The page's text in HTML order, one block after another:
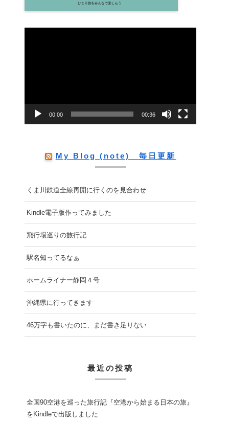
00:00 00:36
My Blog (note) 毎日更新
くま川鉄道全線再開に行くのを見合わせ
Kindle電子版作ってみました
飛行場巡りの旅行記
駅名知ってるなぁ
ホームライナー静岡４号
沖縄県に行ってきます
46万字も書いたのに、まだ書き足りない
最近の投稿
全国90空港を巡った旅行記『空港から始まる日本の旅』
をKindleで出版しました